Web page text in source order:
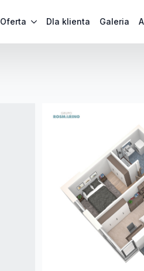
Oferta Dla klienta Galeria